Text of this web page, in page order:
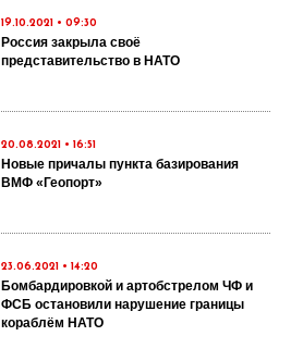
19.10.2021 • 09:30
Россия закрыла своё
представительство в НАТО
20.08.2021 • 16:51
Новые причалы пункта базирования
ВМФ «Геопорт»
23.06.2021 • 14:20
Бомбардировкой и артобстрелом ЧФ и
ФСБ остановили нарушение границы
кораблём НАТО